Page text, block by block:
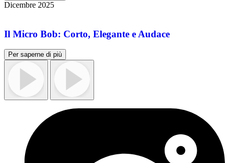
Dicembre 2025
Il Micro Bob: Corto, Elegante e Audace
Per saperne di più